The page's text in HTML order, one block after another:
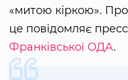
«митою кіркою». Про
це повідомляє
Франківської ОДА.